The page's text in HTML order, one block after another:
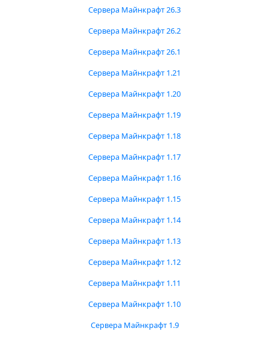
Сервера Майнкрафт 26.3
Сервера Майнкрафт 26.2
Сервера Майнкрафт 26.1
Сервера Майнкрафт 1.21
Сервера Майнкрафт 1.20
Сервера Майнкрафт 1.19
Сервера Майнкрафт 1.18
Сервера Майнкрафт 1.17
Сервера Майнкрафт 1.16
Сервера Майнкрафт 1.15
Сервера Майнкрафт 1.14
Сервера Майнкрафт 1.13
Сервера Майнкрафт 1.12
Сервера Майнкрафт 1.11
Сервера Майнкрафт 1.10
Сервера Майнкрафт 1.9